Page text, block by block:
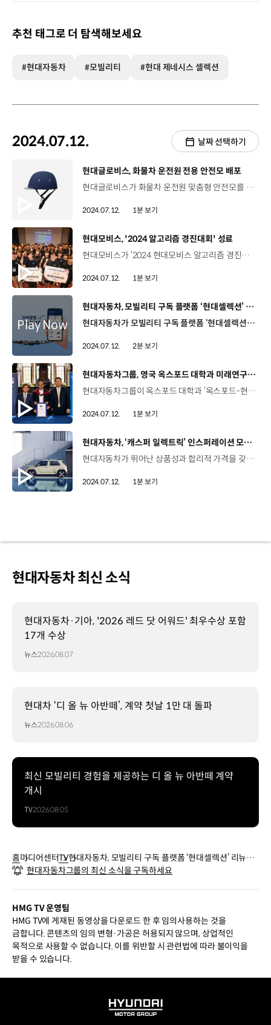
추천 태그로 더 탐색해보세요
#현대자동차 #모빌리티 #현대 제네시스 셀렉션
2024.07.12. 날짜 선택하기
[동영상]
현대글로비스, 화물차 운전원 전용 안전모 배포
현대글로비스가 화물차 운전원 맞춤형 안전모를 개발했습니다. 현대글로비스는 기존 안전모의 무게감 등 때문에 불편함을 겪고 있다는 운전원들의 의견을 청취해 2022년 초부터 안전모 개발에 착수했는데요, 최근 산업안전보건공단의 안전인증심사를 통과해 경량 안전모의 안전성을 인정받았습니다. 해당 안전모의 무게는 250g으로 기존의 산업용 안전모 대비 부피 16%, 무게 14%를 줄여 기존 안전모보다 편안하고 가벼운 것이 특징입니다. 현대글로비스는 화물차 운전원들을 대상으로 개인보호구 착용을 권장하는 안전캠페인 열고 총 1,500개의 안전모를 전달했습니다.
2024.07.12. 1분 보기
[동영상]
현대모비스, '2024 알고리즘 경진대회' 성료
현대모비스가 ‘2024 현대모비스 알고리즘 경진대회’를 개최했습니다. 총 4종류의 프로그래밍 언어를 사용해 제한된 시간 내에 문제를 풀고 소스코드를 제출하는 이번 경진대회는 총 상금 1억 7,000만 원으로 국내 최대 규모를 자랑하는 만큼 전국의 SW 인재들이 총출동했습니다. 총 지원자 수 3,748명 중 본선에 진출한 100명의 인재들을 대상으로 전문가 특강과 현직자 교류와 같은 네트워킹 프로그램을 운영하는 한편 인턴십을 포함한 다양한 후속조치도 모색하고 있습니다. 현대모비스는 알고리즘 경진대회를 포함한 다양한 채용 연계 캠페인을 전개해 SW 우수 인재 확보에 총력을 기울일 계획입니다.
2024.07.12. 1분 보기
[동영상]
현대자동차, 모빌리티 구독 플랫폼 ‘현대셀렉션’ 리뉴얼 앱 출시
현대자동차가 모빌리티 구독 플랫폼 ‘현대셀렉션’을 전면 개편한 리뉴얼 앱을 출시합니다. 현대셀렉션은 현대자동차의 다양한 차량을 일 단위 또는 월 단위로 원하는 만큼 대여할 수 있는 서비스인데요, 이번 리뉴얼 앱 출시를 통해 기존 대비 대여 가능한 차종 및 트림을 늘리고 앱 인터페이스와 구독 요금제를 전면 개편했습니다. 먼저 현대자동차는 ‘아이오닉 5 N’, ‘디 올 뉴 싼타페’, ‘더 뉴 투싼’을 신규 추가해 총 20개의 차종을 운영하고 차종 당 1개씩 운영하던 트림을 최대 4개까지 늘렸는데요, 원하는 차량을 빠르게 찾을 수 있는 ‘필터’ 기능과 차종을 제안하는 ‘추천 차량’ 기능을 추가해 편의성도 높였습니다. 또한, 차급 단위로 책정되던 기존 구독 요금을 고객이 대여하는 차종 및 트림 단위로 책정되도록 개편해 고객의 선택 폭을 넓혔습니다. 현대자동차는 고객 친화적인 구독 서비스 제공과 신차 라인업의 지속적인 확대로 더 나은 모빌리티 경험을 위해 노력해 나갈 계획입니다.
2024.07.12. 2분 보기
[동영상]
현대자동차그룹, 영국 옥스포드 대학과 미래연구센터 설립
현대자동차그룹이 옥스포드 대학과 ‘옥스포드-현대자동차그룹 미래연구센터’를 설립합니다. 현지시간 지난 8일 영국 옥스포드 컨보케이션 하우스에서 진행된 개소식 행사는 현대자동차그룹 김견 부사장, 김흥수 부사장, 수미트라 두타 옥스포드대 경영대학장 등 주요 인사들이 참석했습니다. 옥스포드 대학은 자체 보유한 ‘미래 시나리오 플래닝 기법’을 통해 산업 관점을 전환하고 기업의 장기적인 미래 방향을 설계하는데 강점을 가진 것으로 알려졌는데요. 현대자동차그룹은 미래연구센터 설립을 계기로 미래 사회의 지정학적 변화와 위험 요인에 선제적으로 대응하고 장기적인 미래와 비전을 탐색해 확보한 인사이트를 현대자동차그룹의 미래 전략 수립에 활용한다는 목표입니다. 현대자동차그룹은 미래연구센터를 통해 산업 전반의 독창적인 연구 역량을 확보하고 전파해 글로벌 시장에서의 경쟁력을 갖춰 나갈 계획입니다.
2024.07.12. 1분 보기
[동영상]
현대자동차, ‘캐스퍼 일렉트릭’ 인스퍼레이션 모델 사전계약 개시
현대자동차가 뛰어난 상품성과 합리적 가격을 갖춘 ‘캐스퍼 일렉트릭’ 인스퍼레이션 모델의 사전계약을 시작합니다. 픽셀 그래픽을 적용한 다부진 디자인과 여유로운 도심 주행이 가능한 315㎞의 1회 충전 주행 가능거리가 특징인 캐스퍼 일렉트릭은 고속도로 주행 보조(HDA)를 새로 탑재해 차급을 뛰어넘는 다양한 편의·안전 사양으로 차별화된 상품성을 갖춘 것이 장점입니다. 캐스퍼 일렉트릭 인스퍼레이션 모델은 세제 혜택 및 전기차 보조금 반영 시 2천만 원 초중반대에 구매할 수 있을 것으로 예상되는데요, 전기차 구매를 고민하는 많은 고객들에게 새로운 기준이자 매력적인 선택지가 될 것으로 기대됩니다. 현대자동차는 캐스퍼 일렉트릭 인스퍼레이션 모델에 대한 사전계약을 시작으로 프리미엄 및 크로스 모델을 순차적으로 선보일 계획입니다.
2024.07.12. 1분 보기
현대자동차 최신 소식
현대자동차·기아, '2026 레드 닷 어워드' 최우수상 포함
17개 수상
뉴스2026.08.07
현대차 ‘디 올 뉴 아반떼’, 계약 첫날 1만 대 돌파
뉴스2026.08.06
최신 모빌리티 경험을 제공하는 디 올 뉴 아반떼 계약
개시
TV2026.08.05
홈미디어센터TV현대자동차, 모빌리티 구독 플랫폼 ‘현대셀렉션’ 리뉴얼
앱 출시
현대자동차그룹의 최신 소식을 구독하세요
HMG TV 운영팀
HMG TV에 게재된 동영상을 다운로드 한 후 임의사용하는 것을
금합니다. 콘텐츠의 임의 변형·가공은 허용되지 않으며, 상업적인
목적으로 사용할 수 없습니다. 이를 위반할 시 관련법에 따라 불이익을
받을 수 있습니다.
HYUNDAI